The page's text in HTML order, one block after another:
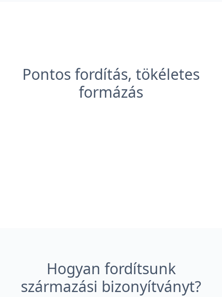
Pontos fordítás, tökéletes
formázás
Hogyan fordítsunk
származási bizonyítványt?